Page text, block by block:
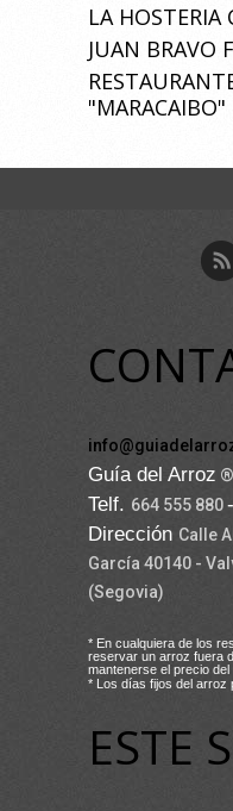
LA HOSTERIA
JUAN BRAVO
"MARACAIBO"
Guía del Arroz
Telf. 664 555 880
Dirección Calle
García 40140 -
(Segovia)
* En cualquiera de los
reservar un arroz fuera
mantenerse el precio del
* Los días fijos del arroz
ESTE